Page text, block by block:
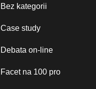
Bez kategorii
Case study
Debata on-line
Facet na 100 pro